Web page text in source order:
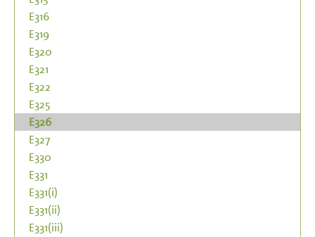
E316
E319
E320
E321
E322
E325
E326
E327
E330
E331
E331(i)
E331(ii)
E331(iii)